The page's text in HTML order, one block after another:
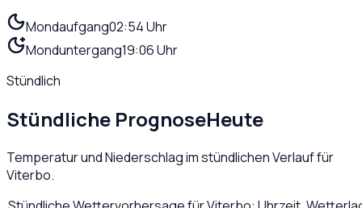
Mondaufgang02:54 Uhr
Monduntergang19:06 Uhr
Stündlich
Stündliche PrognoseHeute
Temperatur und Niederschlag im stündlichen Verlauf für
Viterbo.